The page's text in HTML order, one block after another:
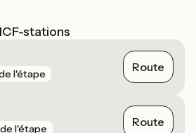
stations
de l'étape Route
de l'étape Route